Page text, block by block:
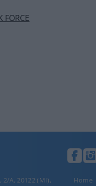
FORCE
2/A, 20122 (MI),
Home